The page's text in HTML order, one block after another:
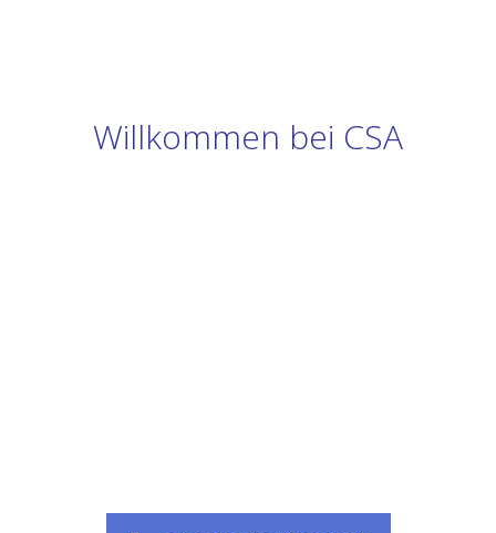
Willkommen bei CSA